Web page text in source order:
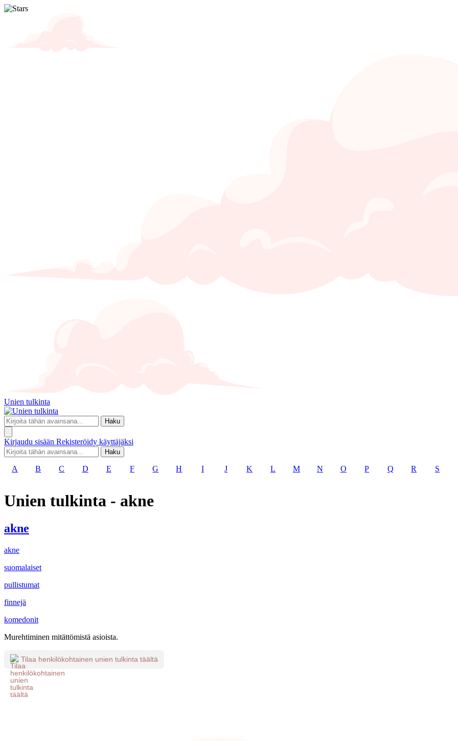
Unien tulkinta
Haku
Kirjaudu sisään Rekisteröidy käyttäjäksi
Haku
A B C D E F G H I J K L M N O P Q R S
Unien tulkinta - akne
akne
akne
suomalaiset
pullistumat
finnejä
komedonit
Murehtiminen mitättömistä asioista.
Tilaa henkilökohtainen unien tulkinta täältä